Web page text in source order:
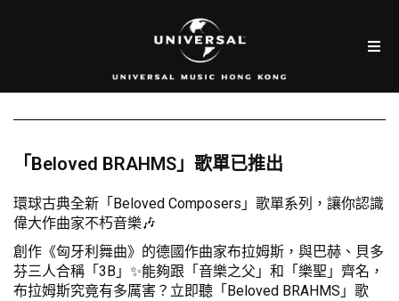
「Beloved BRAHMS」歌單已推出
環球古典全新「Beloved Composers」歌單系列，讓你認識
偉大作曲家不朽音樂🎶
創作《匈牙利舞曲》的德國作曲家布拉姆斯，與巴赫、貝多
芬三人合稱「3B」✨能夠跟「音樂之父」和「樂聖」齊名，
布拉姆斯究竟有多厲害？立即聽「Beloved BRAHMS」歌